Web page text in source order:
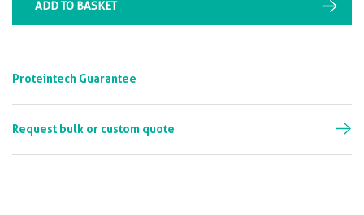
ADD TO BASKET
Proteintech Guarantee
Request bulk or custom quote